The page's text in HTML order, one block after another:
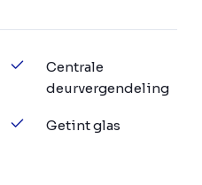
Centrale
deurvergendeling
Getint glas